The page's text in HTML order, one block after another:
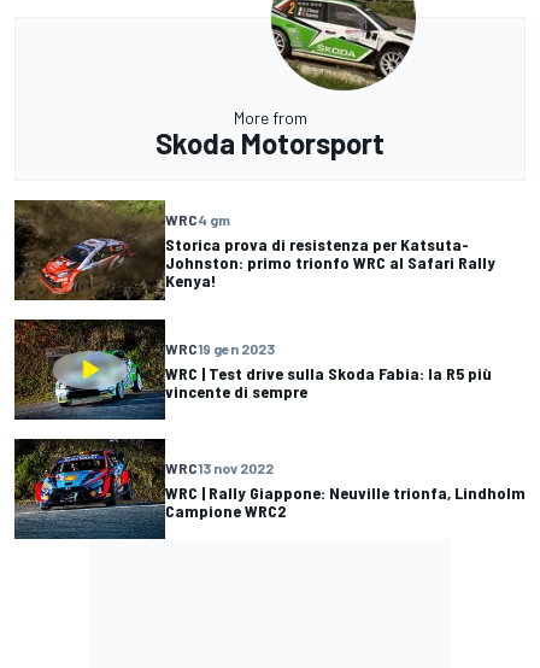
More from
Skoda Motorsport
WRC4 gm
Storica prova di resistenza per Katsuta-
Johnston: primo trionfo WRC al Safari Rally
Kenya!
WRC19 gen 2023
WRC | Test drive sulla Skoda Fabia: la R5 più
vincente di sempre
WRC13 nov 2022
WRC | Rally Giappone: Neuville trionfa, Lindholm
Campione WRC2